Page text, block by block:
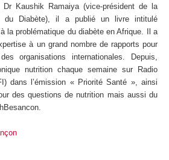
Kaushik Ramaiya (vice-président de la
du Diabète), il a publié un livre intitulé
la problématique du diabète en Afrique. Il a
à un grand nombre de rapports pour
organisations internationales. Depuis,
nutrition chaque semaine sur Radio
dans l’émission « Priorité Santé », ainsi
des questions de nutrition mais aussi du